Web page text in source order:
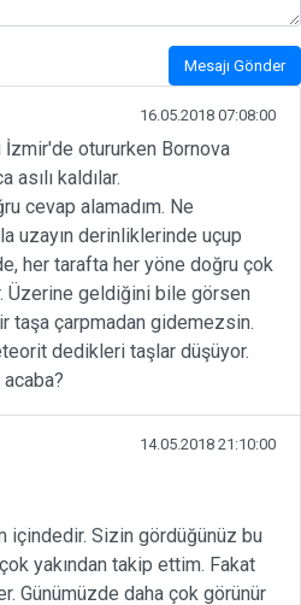
Mesajı Gönder
16.05.2018 07:08:00
otururken Bornova
asılı kaldılar.
cevap alamadım. Ne
uzayın derinliklerinde uçup
her tarafta her yöne doğru çok
Üzerine geldiğini bile görsen
taşa çarpmadan gidemezsin.
dedikleri taşlar düşüyor.
acaba?
14.05.2018 21:10:00
içindedir. Sizin gördüğünüz bu
yakından takip ettim. Fakat
Günümüzde daha çok görünür